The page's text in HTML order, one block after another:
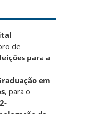
de
para a
em
, para o